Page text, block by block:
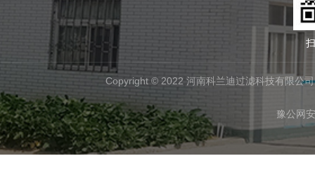
Copyright © 2022 河南科兰迪过滤科技有限公
豫公网